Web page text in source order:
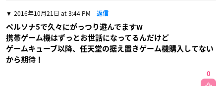
2016年10月21日 at 3:44 PM 返信
ペルソナ5で久々にがっつり遊んでますw
携帯ゲーム機はずっとお世話になってるんだけど
ゲームキューブ以降、任天堂の据え置きゲーム機購入してない
から期待！
0